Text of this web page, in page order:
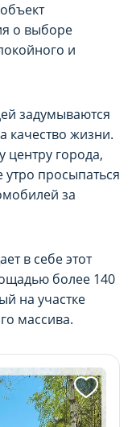
о выборе
и
задумываются
качество жизни.
центру города,
просыпаться
за
в себе этот
более 140
на участке
массива.